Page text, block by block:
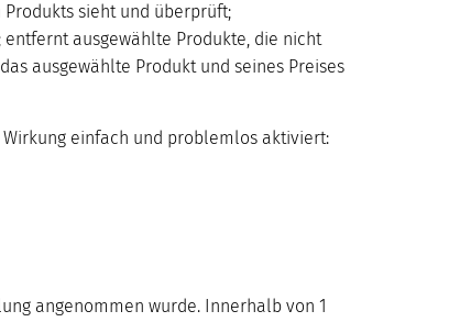
sieht und überprüft;
ausgewählte Produkte, die nicht
ausgewählte Produkt und seines Preises
einfach und problemlos aktiviert:
angenommen wurde. Innerhalb von 1